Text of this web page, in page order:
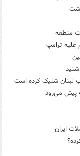
منطقه
ترامپ
پیش می‌رود
ایران